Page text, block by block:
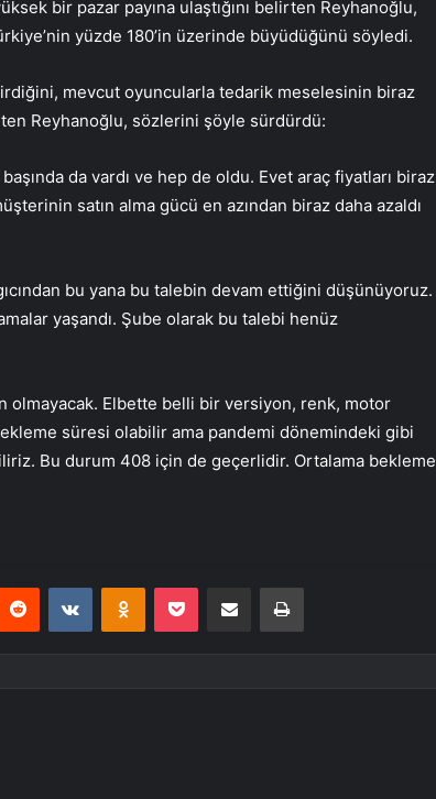
bir pazar payına ulaştığını belirten Reyhanoğlu,
yüzde 180’in üzerinde büyüdüğünü söyledi.
mevcut oyuncularla tedarik meselesinin biraz
Reyhanoğlu, sözlerini şöyle sürdürdü:
da vardı ve hep de oldu. Evet araç fiyatları biraz
satın alma gücü en azından biraz daha azaldı
bu yana bu talebin devam ettiğini düşünüyoruz.
yaşandı. Şube olarak bu talebi henüz
olmayacak. Elbette belli bir versiyon, renk, motor
süresi olabilir ama pandemi dönemindeki gibi
Bu durum 408 için de geçerlidir. Ortalama bekleme
Reddit VKontakteOdnoklassniki
Pocket E-Posta ile paylaş Yazdır